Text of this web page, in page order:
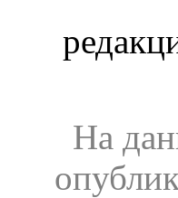
На